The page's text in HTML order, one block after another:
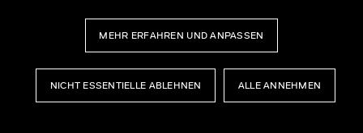
MEHR ERFAHREN UND ANPASSEN
NICHT ESSENTIELLE ABLEHNEN ALLE ANNEHMEN